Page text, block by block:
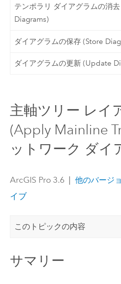
テンポラリ ダイアグラムの消
Diagrams)
ダイアグラムの保存 (Store
ダイアグラムの更新 (Update
主軸ツリー レイ
(Apply Mainline
ットワーク ダイ
ArcGIS Pro 3.6 他のバージ
イブ
このトピックの内容
サマリー